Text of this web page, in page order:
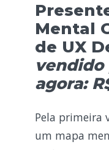
Mental
de UX
vendido
agora:
Pela primeira
um mapa